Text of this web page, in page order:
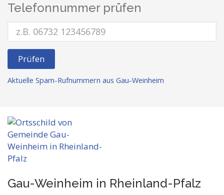
Telefonnummer prüfen
Prüfen
Aktuelle Spam-Rufnummern aus Gau-Weinheim
Gau-Weinheim in Rheinland-Pfalz